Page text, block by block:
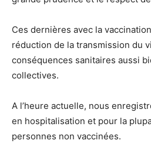
Ces dernières avec la
réduction de la transmission du
conséquences sanitaires aussi
collectives.
A l’heure actuelle, nous
en hospitalisation et pour la
personnes non vaccinées.